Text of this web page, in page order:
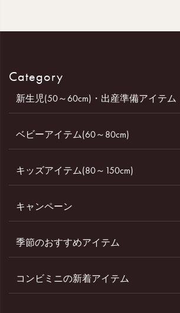
Category
新生児(50～60cm)・出産準備アイテム
ベビーアイテム(60～80cm)
キッズアイテム(80～150cm)
キャンペーン
季節のおすすめアイテム
コンビミニの新着アイテム